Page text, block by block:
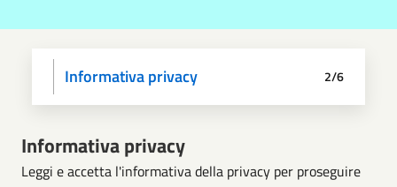
Scegli operazione
Informativa privacy
Scegli il pagamento
Dati anagrafici
Paga
Riepilogo 2/6
Informativa privacy
Leggi e accetta l'informativa della privacy per proseguire